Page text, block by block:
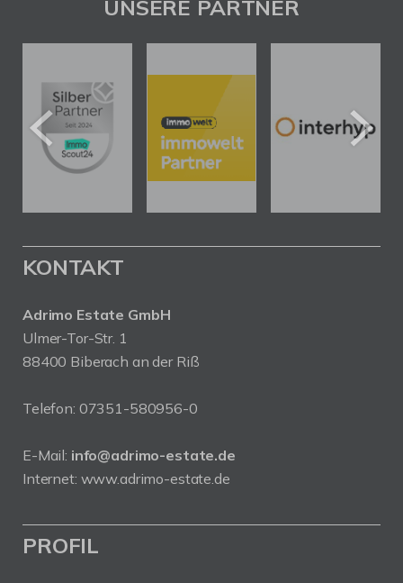
UNSERE PARTNER
KONTAKT
Adrimo Estate GmbH
Ulmer-Tor-Str. 1
88400 Biberach an der Riß
Telefon: 07351-580956-0
E-Mail: info@adrimo-estate.de
Internet: www.adrimo-estate.de
PROFIL